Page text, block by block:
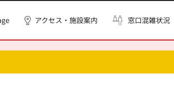
アクセス・施設案内 窓口混雑状況